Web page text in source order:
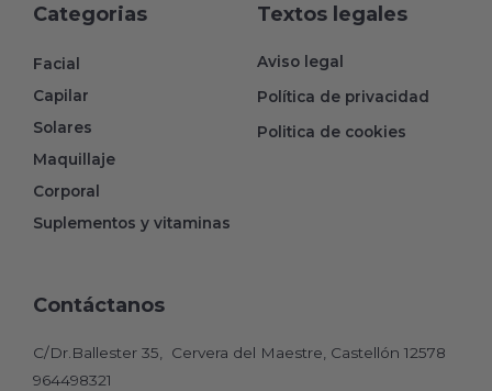
Categorias
Facial
Capilar
Solares
Maquillaje
Corporal
Suplementos y vitaminas
Textos legales
Aviso legal
Política de privacidad
Politica de cookies
Contáctanos
C/Dr.Ballester 35, Cervera del Maestre, Castellón 12578
964498321